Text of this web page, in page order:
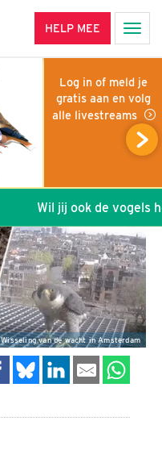
HELP MEE
Log in of meld je
gratis aan en volg
alle livestreams
Wil jij ook de vogels
Wisseling van de wacht in Amsterdam